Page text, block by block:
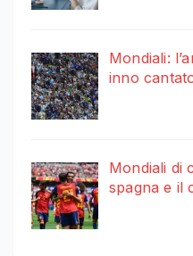
Mondiali:
inno
Mondiali di
spagna e il